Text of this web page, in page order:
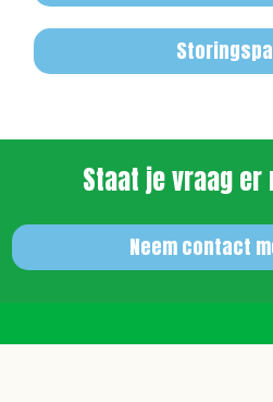
Staat je vraag
Neem contact